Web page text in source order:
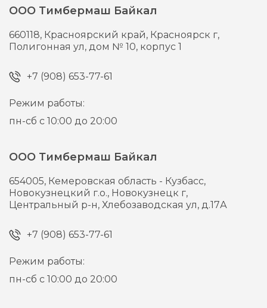
ООО Тимбермаш Байкал
660118, Красноярский край, Красноярск г,
Полигонная ул, дом № 10, корпус 1
+7 (908) 653-77-61
Режим работы:
пн-сб с 10:00 до 20:00
ООО Тимбермаш Байкал
654005, Кемеровская область - Кузбасс,
Новокузнецкий г.о., Новокузнецк г,
Центральный р-н, Хлебозаводская ул, д.17А
+7 (908) 653-77-61
Режим работы:
пн-сб с 10:00 до 20:00